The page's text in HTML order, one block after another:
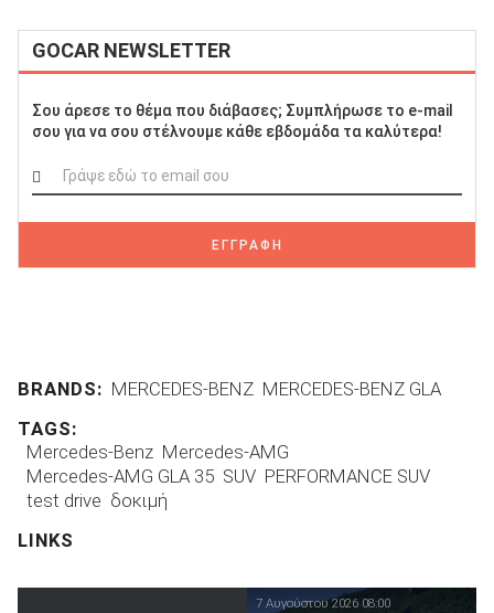
GOCAR NEWSLETTER
Σου άρεσε το θέμα που διάβασες; Συμπλήρωσε το e-mail
σου για να σου στέλνουμε κάθε εβδομάδα τα καλύτερα!
ΕΓΓΡΑΦΗ
BRANDS: MERCEDES-BENZ MERCEDES-BENZ GLA
TAGS:
Mercedes-Benz Mercedes-AMG
Mercedes-AMG GLA 35 SUV PERFORMANCE SUV
test drive δοκιμή
LINKS
7 Αυγούστου 2026 08:00